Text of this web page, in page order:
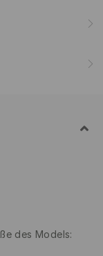
des Models: